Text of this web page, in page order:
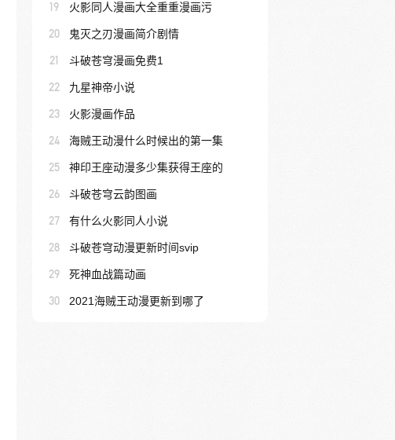
19 火影同人漫画大全重重漫画污
20 鬼灭之刃漫画简介剧情
21 斗破苍穹漫画免费1
22 九星神帝小说
23 火影漫画作品
24 海贼王动漫什么时候出的第一集
25 神印王座动漫多少集获得王座的
26 斗破苍穹云韵图画
27 有什么火影同人小说
28 斗破苍穹动漫更新时间svip
29 死神血战篇动画
30 2021海贼王动漫更新到哪了